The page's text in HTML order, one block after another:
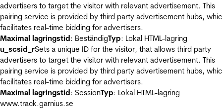
advertisers to target the visitor with relevant advertisement. This
pairing service is provided by third party advertisement hubs,
facilitates real-time bidding for advertisers.
Maximal lagringstid: BeständigTyp: Lokal HTML-lagring
u_scsid_rSets a unique ID for the visitor, that allows third party
advertisers to target the visitor with relevant advertisement. This
pairing service is provided by third party advertisement hubs,
facilitates real-time bidding for advertisers.
Maximal lagringstid: SessionTyp: Lokal HTML-lagring
www.track.garnius.se